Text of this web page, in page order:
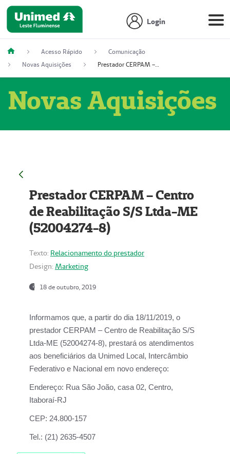
Login
Acesso Rápido
Comunicação
Novas Aquisições
Prestador CERPAM – Centro de Reabilitação S/S Ltda-ME (52004274-8)
Novas Aquisições
Prestador CERPAM – Centro
de Reabilitação S/S Ltda-ME
(52004274-8)
Texto: Relacionamento do prestador
Design: Marketing
18 de outubro, 2019
Informamos que, a partir do dia 18/11/2019, o
prestador CERPAM – Centro de Reabilitação S/S
Ltda-ME (52004274-8), prestará os atendimentos
aos beneficiários da Unimed Local, Intercâmbio
Federativo e Nacional em novo endereço:
Endereço: Rua São João, casa 02, Centro,
Itaboraí-RJ
CEP: 24.800-157
Tel.: (21) 2635-4507